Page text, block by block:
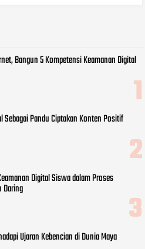
Bangun 5 Kompetensi Keamanan Digital
Sebagai Pandu Ciptakan Konten Positif
Digital Siswa dalam Proses
Daring
Ujaran Kebencian di Dunia Maya